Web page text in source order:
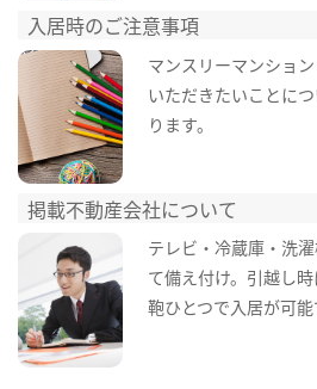
入居時のご注意事項
マンスリーマンショ
いただきたいことに
ります。
掲載不動産会社について
テレビ・冷蔵庫・洗
て備え付け。引越し
鞄ひとつで入居が可能